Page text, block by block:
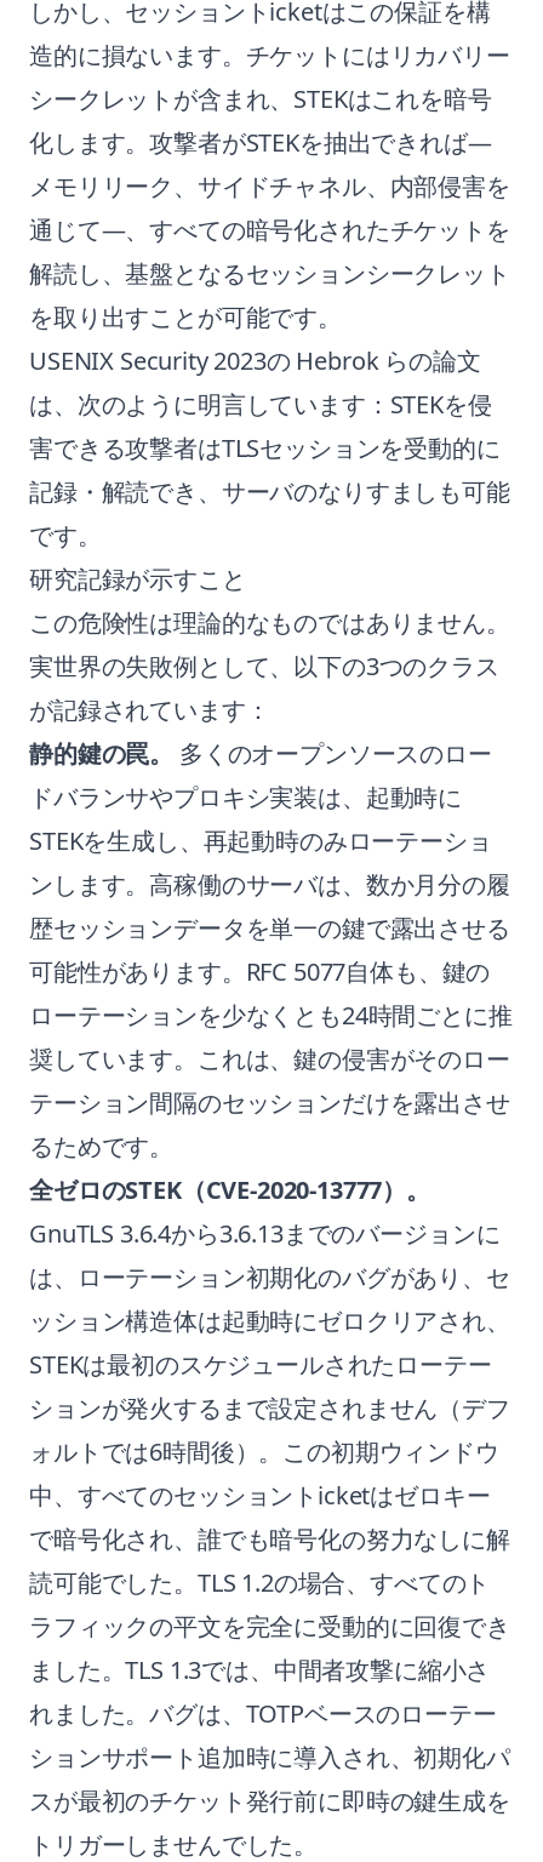
しかし、セッショントicketはこの保証を構
造的に損ないます。チケットにはリカバリー
シークレットが含まれ、STEKはこれを暗号
化します。攻撃者がSTEKを抽出できれば—
メモリリーク、サイドチャネル、内部侵害を
通じて—、すべての暗号化されたチケットを
解読し、基盤となるセッションシークレット
を取り出すことが可能です。
USENIX Security 2023の Hebrok らの論文
は、次のように明言しています：STEKを侵
害できる攻撃者はTLSセッションを受動的に
記録・解読でき、サーバのなりすましも可能
です。
研究記録が示すこと
この危険性は理論的なものではありません。
実世界の失敗例として、以下の3つのクラス
が記録されています：
静的鍵の罠。
多くのオープンソースのロー
ドバランサやプロキシ実装は、起動時に
STEKを生成し、再起動時のみローテーショ
ンします。高稼働のサーバは、数か月分の履
歴セッションデータを単一の鍵で露出させる
可能性があります。RFC 5077自体も、鍵の
ローテーションを少なくとも24時間ごとに推
奨しています。これは、鍵の侵害がそのロー
テーション間隔のセッションだけを露出させ
るためです。
全ゼロのSTEK（CVE-2020-13777）。
GnuTLS 3.6.4から3.6.13までのバージョンに
は、ローテーション初期化のバグがあり、セ
ッション構造体は起動時にゼロクリアされ、
STEKは最初のスケジュールされたローテー
ションが発火するまで設定されません（デフ
ォルトでは6時間後）。この初期ウィンドウ
中、すべてのセッショントicketはゼロキー
で暗号化され、誰でも暗号化の努力なしに解
読可能でした。TLS 1.2の場合、すべてのト
ラフィックの平文を完全に受動的に回復でき
ました。TLS 1.3では、中間者攻撃に縮小さ
れました。バグは、TOTPベースのローテー
ションサポート追加時に導入され、初期化パ
スが最初のチケット発行前に即時の鍵生成を
トリガーしませんでした。